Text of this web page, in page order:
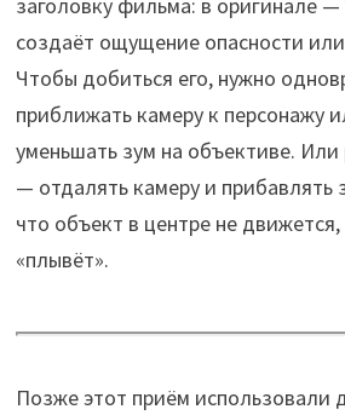
создаёт ощущение опасности
Чтобы добиться его, нужно
приближать камеру к персонажу
уменьшать зум на объективе.
— отдалять камеру и прибавлять
что объект в центре не движется,
«плывёт».
Позже этот приём использовали